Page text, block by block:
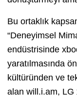
Bu ortaklık
“Deneyimsel
endüstrisinde
yaratılmasında
kültüründen ve
alan will.i.am, LG